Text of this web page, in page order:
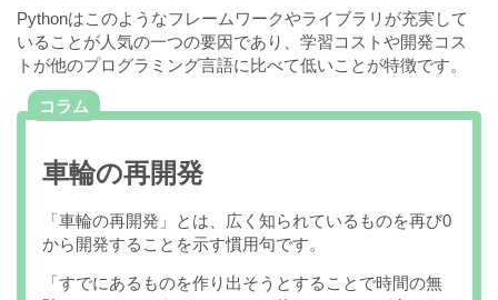
Pythonはこのようなフレームワークやライブラリが充実して
いることが人気の一つの要因であり、学習コストや開発コス
トが他のプログラミング言語に比べて低いことが特徴です。
コラム
車輪の再開発
「車輪の再開発」とは、広く知られているものを再び0
から開発することを示す慣用句です。
「すでにあるものを作り出そうとすることで時間の無